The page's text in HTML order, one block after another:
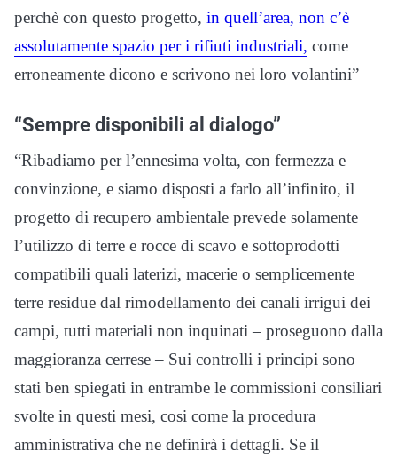
perchè con questo progetto, in quell’area, non c’è
assolutamente spazio per i rifiuti industriali, come
erroneamente dicono e scrivono nei loro volantini”
“Sempre disponibili al dialogo”
“Ribadiamo per l’ennesima volta, con fermezza e
convinzione, e siamo disposti a farlo all’infinito, il
progetto di recupero ambientale prevede solamente
l’utilizzo di terre e rocce di scavo e sottoprodotti
compatibili quali laterizi, macerie o semplicemente
terre residue dal rimodellamento dei canali irrigui dei
campi, tutti materiali non inquinati – proseguono dalla
maggioranza cerrese – Sui controlli i principi sono
stati ben spiegati in entrambe le commissioni consiliari
svolte in questi mesi, cosi come la procedura
amministrativa che ne definirà i dettagli. Se il